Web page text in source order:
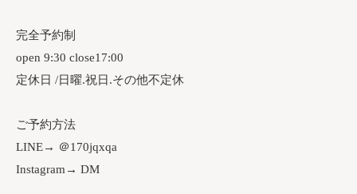
完全予約制
open 9:30 close17:00
定休日 /日曜.祝日.その他不定休
ご予約方法
LINE→ ＠170jqxqa
Instagram→ DM